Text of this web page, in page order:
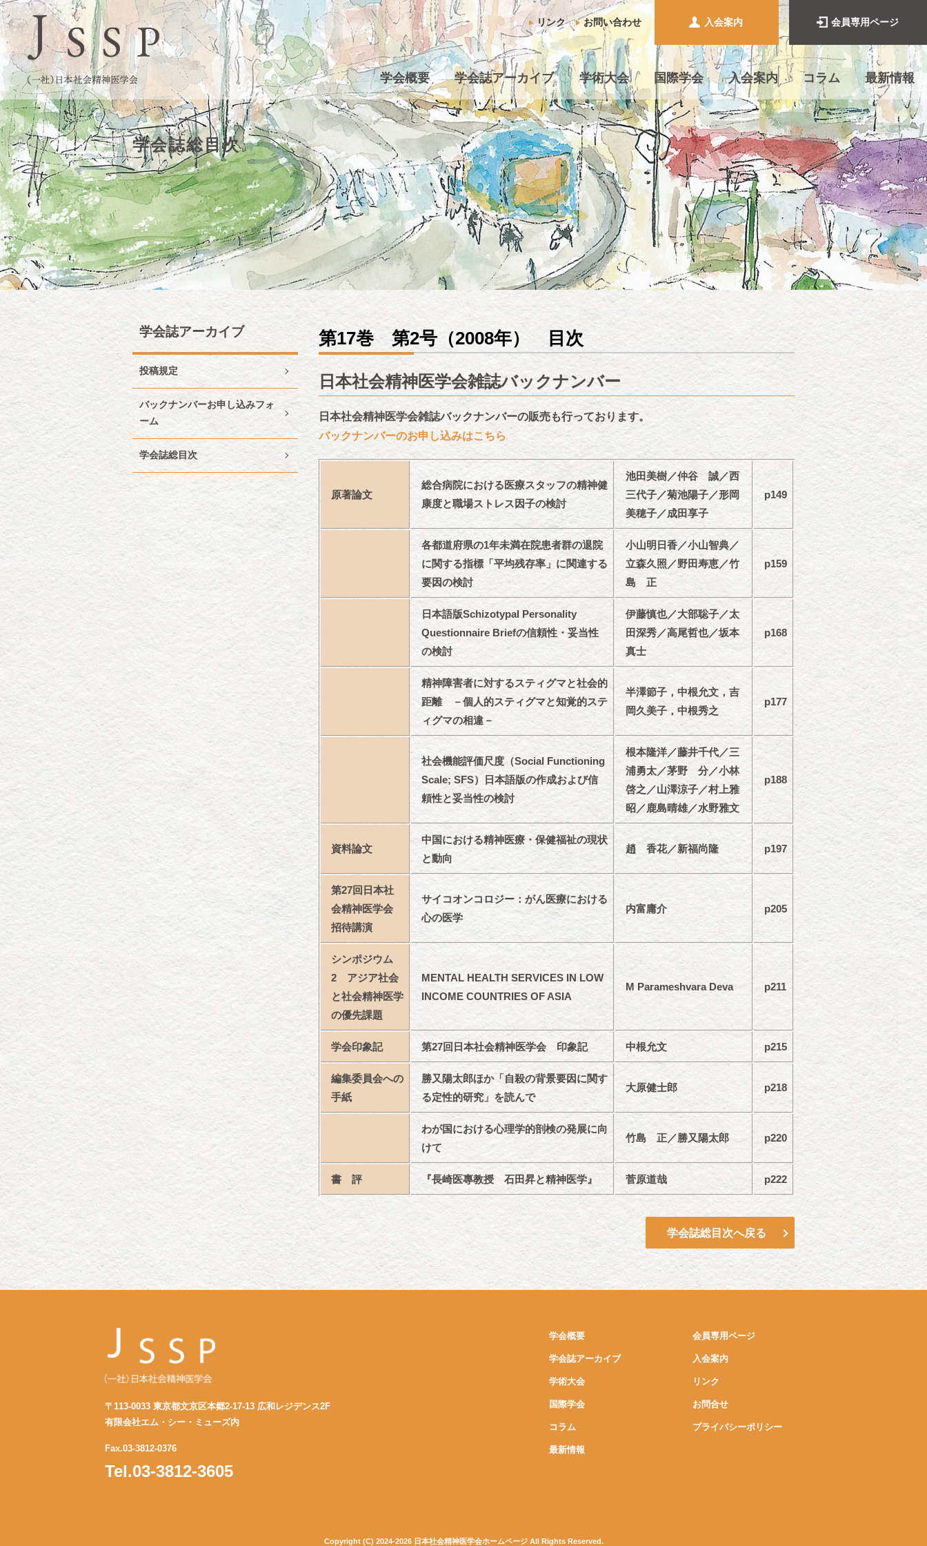
リンク お問い合わせ 入会案内 会員専用ページ
学会概要 学会誌アーカイブ 学術大会 国際学会 入会案内 コラム 最新情報
学会誌総目次
第17巻 第2号（2008年） 目次
日本社会精神医学会雑誌バックナンバー
日本社会精神医学会雑誌バックナンバーの販売も行っております。
バックナンバーのお申し込みはこちら
原著論文
総合病院における医療スタッフの精神健
康度と職場ストレス因子の検討
池田美樹／仲谷 誠／西
三代子／菊池陽子／形岡
美穂子／成田享子
p149
各都道府県の1年未満在院患者群の退院
に関する指標「平均残存率」に関連する
要因の検討
小山明日香／小山智典／
立森久照／野田寿恵／竹
島 正
p159
日本語版Schizotypal Personality
Questionnaire Briefの信頼性・妥当性
の検討
伊藤慎也／大部聡子／太
田深秀／高尾哲也／坂本
真士
p168
精神障害者に対するスティグマと社会的
距離 －個人的スティグマと知覚的ステ
ィグマの相違－
半澤節子，中根允文，吉
岡久美子，中根秀之
p177
社会機能評価尺度（Social Functioning
Scale; SFS）日本語版の作成および信
頼性と妥当性の検討
根本隆洋／藤井千代／三
浦勇太／茅野 分／小林
啓之／山澤涼子／村上雅
昭／鹿島晴雄／水野雅文
p188
資料論文
中国における精神医療・保健福祉の現状
と動向
趙 香花／新福尚隆 p197
第27回日本社
会精神医学会
招待講演
サイコオンコロジー：がん医療における
心の医学
内富庸介 p205
シンポジウム
2 アジア社会
と社会精神医学
の優先課題
MENTAL HEALTH SERVICES IN LOW
INCOME COUNTRIES OF ASIA
M Parameshvara Deva p211
学会印象記 第27回日本社会精神医学会 印象記 中根允文 p215
編集委員会への
手紙
勝又陽太郎ほか「自殺の背景要因に関す
る定性的研究」を読んで
大原健士郎 p218
わが国における心理学的剖検の発展に向
けて
竹島 正／勝又陽太郎 p220
書 評 『長崎医專教授 石田昇と精神医学』 菅原道哉 p222
学会誌総目次へ戻る
学会誌アーカイブ
投稿規定
バックナンバーお申し込みフォ
ーム
学会誌総目次
〒113-0033 東京都文京区本郷2-17-13 広和レジデンス2F
有限会社エム・シー・ミューズ内
Fax.03-3812-0376
Tel.03-3812-3605
学会概要
学会誌アーカイブ
学術大会
国際学会
コラム
最新情報
会員専用ページ
入会案内
リンク
お問合せ
プライバシーポリシー
Copyright (C) 2024-2026 日本社会精神医学会ホームページ All Rights Reserved.